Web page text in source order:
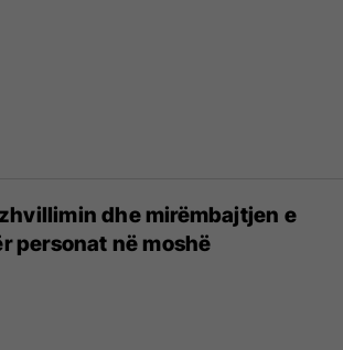
dhe mirëmbajtjen e
personat në moshë